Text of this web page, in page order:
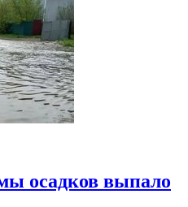
осадков выпало